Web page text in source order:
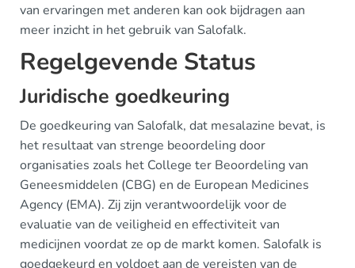
van ervaringen met anderen kan ook bijdragen aan
meer inzicht in het gebruik van Salofalk.
Regelgevende Status
Juridische goedkeuring
De goedkeuring van Salofalk, dat mesalazine bevat, is
het resultaat van strenge beoordeling door
organisaties zoals het College ter Beoordeling van
Geneesmiddelen (CBG) en de European Medicines
Agency (EMA). Zij zijn verantwoordelijk voor de
evaluatie van de veiligheid en effectiviteit van
medicijnen voordat ze op de markt komen. Salofalk is
goedgekeurd en voldoet aan de vereisten van de